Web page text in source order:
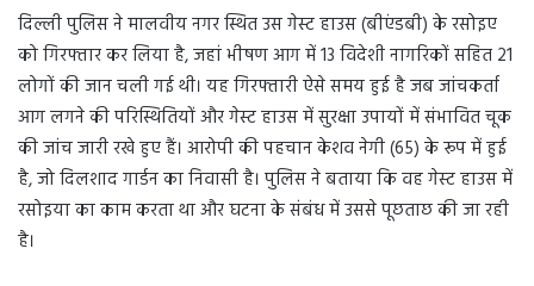
दिल्ली पुलिस ने मालवीय नगर स्थित उस गेस्ट हाउस (बीएंडबी) के रसोइए
को गिरफ्तार कर लिया है, जहां भीषण आग में 13 विदेशी नागरिकों सहित 21
लोगों की जान चली गई थी। यह गिरफ्तारी ऐसे समय हुई है जब जांचकर्ता
आग लगने की परिस्थितियों और गेस्ट हाउस में सुरक्षा उपायों में संभावित चूक
की जांच जारी रखे हुए हैं। आरोपी की पहचान केशव नेगी (65) के रूप में हुई
है, जो दिलशाद गार्डन का निवासी है। पुलिस ने बताया कि वह गेस्ट हाउस में
रसोइया का काम करता था और घटना के संबंध में उससे पूछताछ की जा रही
है।